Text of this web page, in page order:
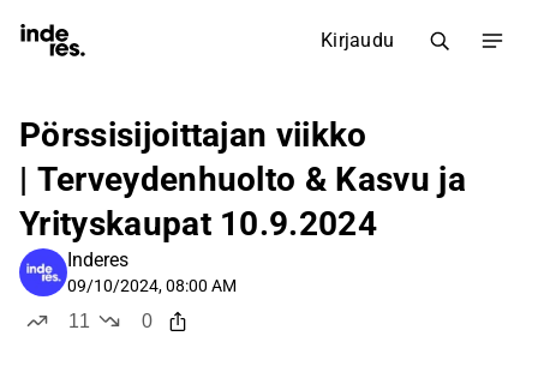
Kirjaudu
Pörssisijoittajan viikko
| Terveydenhuolto & Kasvu ja
Yrityskaupat 10.9.2024
Inderes
09/10/2024, 08:00 AM
11
0